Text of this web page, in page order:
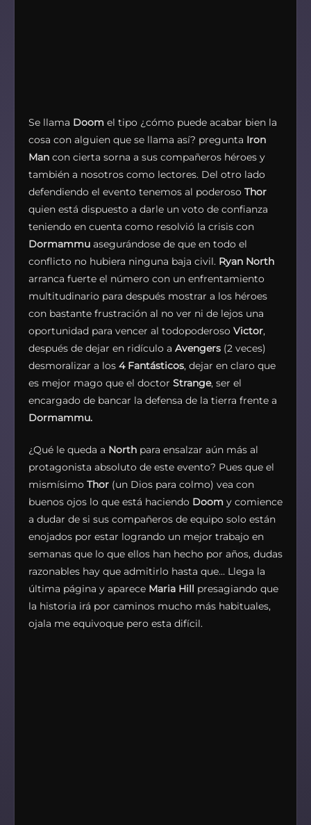
Se llama Doom el tipo ¿cómo puede acabar bien la
cosa con alguien que se llama así? pregunta Iron
Man con cierta sorna a sus compañeros héroes y
también a nosotros como lectores. Del otro lado
defendiendo el evento tenemos al poderoso Thor
quien está dispuesto a darle un voto de confianza
teniendo en cuenta como resolvió la crisis con
Dormammu asegurándose de que en todo el
conflicto no hubiera ninguna baja civil. Ryan North
arranca fuerte el número con un enfrentamiento
multitudinario para después mostrar a los héroes
con bastante frustración al no ver ni de lejos una
oportunidad para vencer al todopoderoso Victor,
después de dejar en ridículo a Avengers (2 veces)
desmoralizar a los 4 Fantásticos, dejar en claro que
es mejor mago que el doctor Strange, ser el
encargado de bancar la defensa de la tierra frente a
Dormammu.
¿Qué le queda a North para ensalzar aún más al
protagonista absoluto de este evento? Pues que el
mismísimo Thor (un Dios para colmo) vea con
buenos ojos lo que está haciendo Doom y comience
a dudar de si sus compañeros de equipo solo están
enojados por estar logrando un mejor trabajo en
semanas que lo que ellos han hecho por años, dudas
razonables hay que admitirlo hasta que… Llega la
última página y aparece Maria Hill presagiando que
la historia irá por caminos mucho más habituales,
ojala me equivoque pero esta difícil.